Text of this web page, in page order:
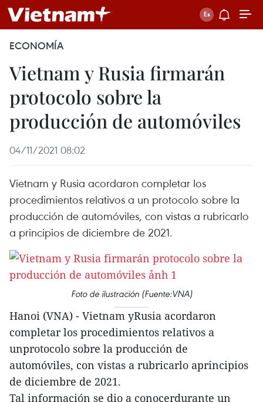
ECONOMÍA
Vietnam y Rusia firmarán
protocolo sobre la
producción de automóviles
04/11/2021 08:02
Vietnam y Rusia acordaron completar los
procedimientos relativos a un protocolo sobre la
producción de automóviles, con vistas a rubricarlo
a principios de diciembre de 2021.
Foto de ilustración (Fuente:VNA)
Hanoi (VNA) - Vietnam yRusia acordaron
completar los procedimientos relativos a
unprotocolo sobre la producción de
automóviles, con vistas a rubricarlo aprincipios
de diciembre de 2021.
Tal información se dio a conocerdurante un